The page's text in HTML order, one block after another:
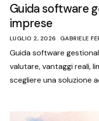
Guida software
imprese
LUGLIO 2, 2026 GABRIELE
Guida software
valutare, vantaggi reali,
scegliere una soluzione